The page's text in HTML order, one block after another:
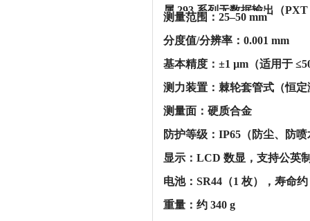
属 293 系列无数据输出（
‌测量范围‌：25–50 mm
‌分度值/分辨率‌：0.001 mm
基本精度‌：‌±1 µm‌（适用于
测力装置‌：棘轮套管式（恒定
‌测量面‌：硬质合金
防护等级‌：‌IP65‌（防尘、防
显示‌：LCD 数显，支持公英
电池‌：SR44（1 枚），‌寿命
‌重量‌：约 ‌340 g‌